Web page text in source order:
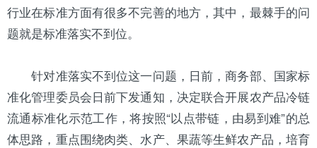
行业在标准方面有很多不完善的地方，其中，最棘手的问
题就是标准落实不到位。
针对准落实不到位这一问题，日前，商务部、国家标
准化管理委员会日前下发通知，决定联合开展农产品冷链
流通标准化示范工作，将按照“以点带链，由易到难”的总
体思路，重点围绕肉类、水产、果蔬等生鲜农产品，培育